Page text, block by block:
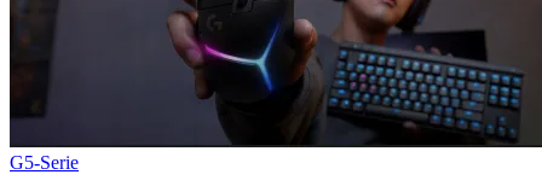
G5-Serie